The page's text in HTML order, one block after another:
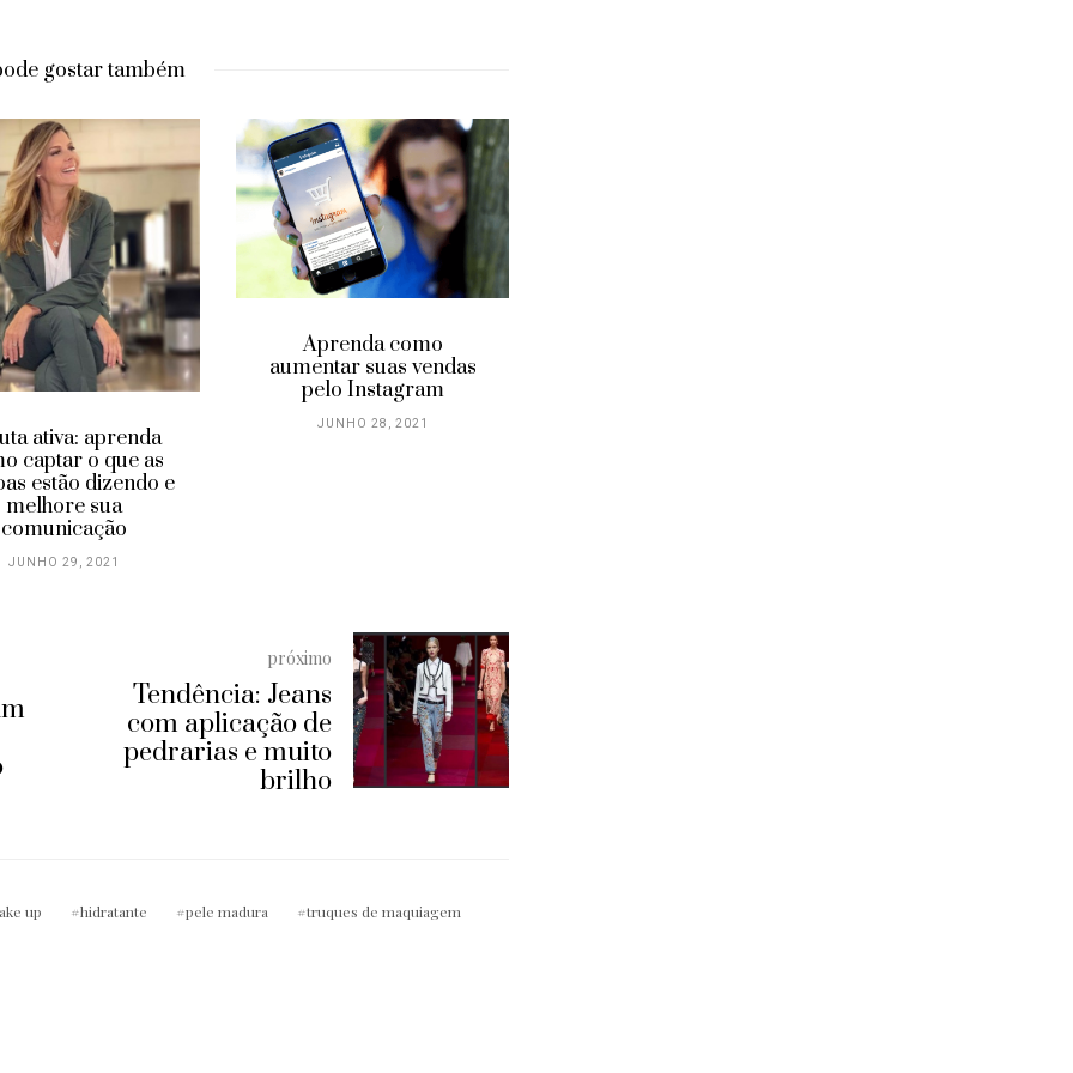
gostar também
como
suas vendas
Instagram
compressas caseiras
JUNHO 25, 2021
próximo
Tendência: Jeans
com aplicação de
pedrarias e muito
brilho
up hidratante pele madura truques de maquiagem